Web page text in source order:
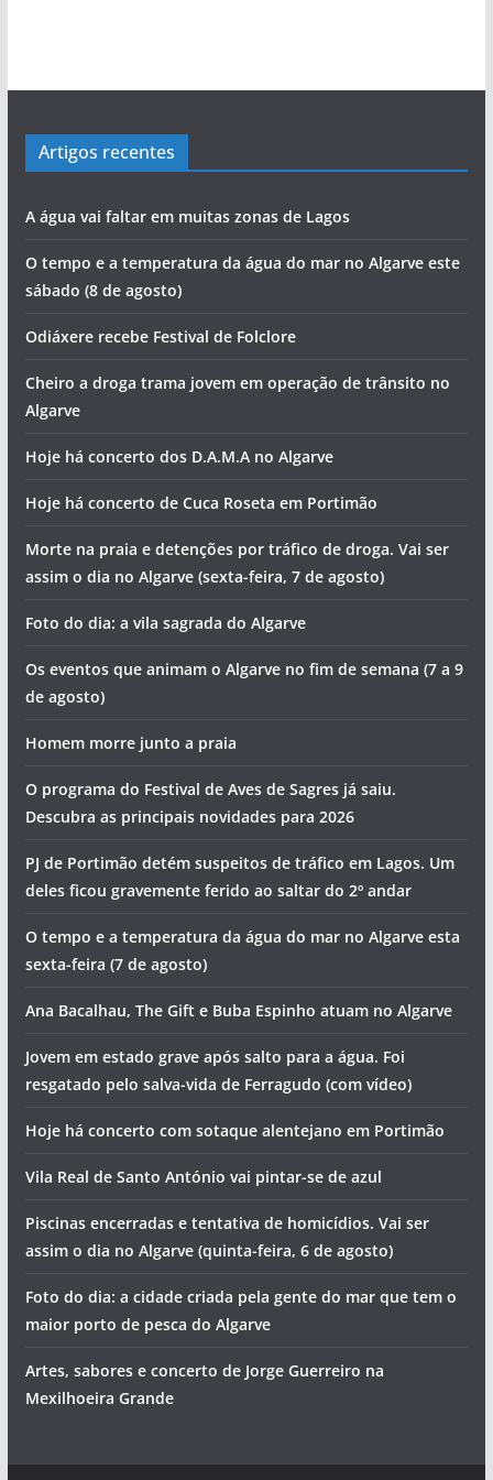
Artigos recentes
A água vai faltar em muitas zonas de Lagos
O tempo e a temperatura da água do mar no Algarve este
sábado (8 de agosto)
Odiáxere recebe Festival de Folclore
Cheiro a droga trama jovem em operação de trânsito no
Algarve
Hoje há concerto dos D.A.M.A no Algarve
Hoje há concerto de Cuca Roseta em Portimão
Morte na praia e detenções por tráfico de droga. Vai ser
assim o dia no Algarve (sexta-feira, 7 de agosto)
Foto do dia: a vila sagrada do Algarve
Os eventos que animam o Algarve no fim de semana (7 a 9
de agosto)
Homem morre junto a praia
O programa do Festival de Aves de Sagres já saiu.
Descubra as principais novidades para 2026
PJ de Portimão detém suspeitos de tráfico em Lagos. Um
deles ficou gravemente ferido ao saltar do 2º andar
O tempo e a temperatura da água do mar no Algarve esta
sexta-feira (7 de agosto)
Ana Bacalhau, The Gift e Buba Espinho atuam no Algarve
Jovem em estado grave após salto para a água. Foi
resgatado pelo salva-vida de Ferragudo (com vídeo)
Hoje há concerto com sotaque alentejano em Portimão
Vila Real de Santo António vai pintar-se de azul
Piscinas encerradas e tentativa de homicídios. Vai ser
assim o dia no Algarve (quinta-feira, 6 de agosto)
Foto do dia: a cidade criada pela gente do mar que tem o
maior porto de pesca do Algarve
Artes, sabores e concerto de Jorge Guerreiro na
Mexilhoeira Grande